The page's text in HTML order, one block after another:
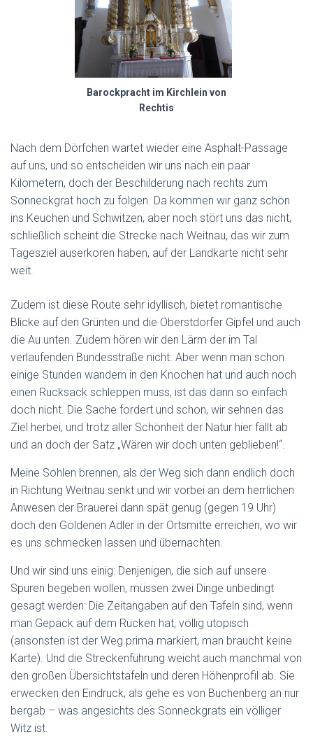
Barockpracht im Kirchlein von
Rechtis
Nach dem Dörfchen wartet wieder eine Asphalt-Passage
auf uns, und so entscheiden wir uns nach ein paar
Kilometern, doch der Beschilderung nach rechts zum
Sonneckgrat hoch zu folgen. Da kommen wir ganz schön
ins Keuchen und Schwitzen, aber noch stört uns das nicht,
schließlich scheint die Strecke nach Weitnau, das wir zum
Tagesziel auserkoren haben, auf der Landkarte nicht sehr
weit.
Zudem ist diese Route sehr idyllisch, bietet romantische
Blicke auf den Grünten und die Oberstdorfer Gipfel und auch
die Au unten. Zudem hören wir den Lärm der im Tal
verlaufenden Bundesstraße nicht. Aber wenn man schon
einige Stunden wandern in den Knochen hat und auch noch
einen Rucksack schleppen muss, ist das dann so einfach
doch nicht. Die Sache fordert und schon, wir sehnen das
Ziel herbei, und trotz aller Schönheit der Natur hier fällt ab
und an doch der Satz „Wären wir doch unten geblieben!“.
Meine Sohlen brennen, als der Weg sich dann endlich doch
in Richtung Weitnau senkt und wir vorbei an dem herrlichen
Anwesen der Brauerei dann spät genug (gegen 19 Uhr)
doch den Goldenen Adler in der Ortsmitte erreichen, wo wir
es uns schmecken lassen und übernachten.
Und wir sind uns einig: Denjenigen, die sich auf unsere
Spuren begeben wollen, müssen zwei Dinge unbedingt
gesagt werden: Die Zeitangaben auf den Tafeln sind, wenn
man Gepäck auf dem Rücken hat, völlig utopisch
(ansonsten ist der Weg prima markiert, man braucht keine
Karte). Und die Streckenführung weicht auch manchmal von
den großen Übersichtstafeln und deren Höhenprofil ab. Sie
erwecken den Eindruck, als gehe es von Buchenberg an nur
bergab – was angesichts des Sonneckgrats ein völliger
Witz ist.